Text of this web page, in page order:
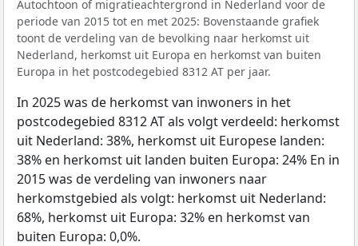
Autochtoon of migratieachtergrond in Nederland voor de
periode van 2015 tot en met 2025: Bovenstaande grafiek
toont de verdeling van de bevolking naar herkomst uit
Nederland, herkomst uit Europa en herkomst van buiten
Europa in het postcodegebied 8312 AT per jaar.
In 2025 was de herkomst van inwoners in het
postcodegebied 8312 AT als volgt verdeeld: herkomst
uit Nederland: 38%, herkomst uit Europese landen:
38% en herkomst uit landen buiten Europa: 24% En in
2015 was de verdeling van inwoners naar
herkomstgebied als volgt: herkomst uit Nederland:
68%, herkomst uit Europa: 32% en herkomst van
buiten Europa: 0,0%.